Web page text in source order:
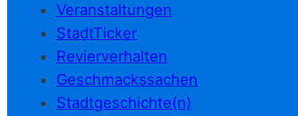
Veranstaltungen
StadtTicker
Revierverhalten
Geschmackssachen
Stadtgeschichte(n)